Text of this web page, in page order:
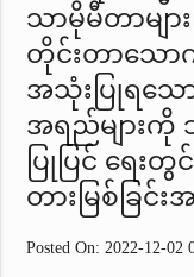
သာမိုမီတာမျာ
တိုင်းတာသော
အသုံးပြုရသော
အရည်များကို
ပြုပြင် ရေ
တားမြစ်ခြင်
Posted On: 2022-12-02